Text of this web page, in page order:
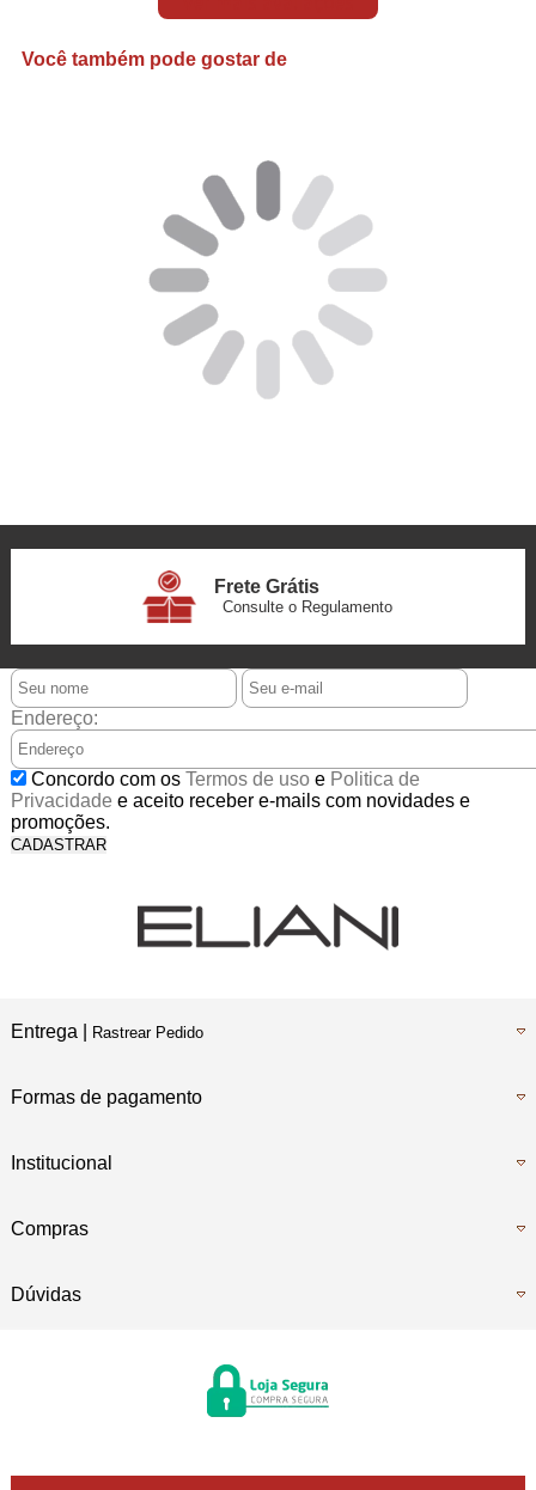
Você também pode gostar de
Frete Grátis
Consulte o Regulamento
6x Sem Juros
no Cartão
5% Desconto
No Pix
Endereço:
Concordo com os Termos de usoe Politica de
Privacidade e aceito receber e-mails com novidades e
promoções.
CADASTRAR
Entrega | Rastrear Pedido
Formas de pagamento
Institucional
Compras
Dúvidas